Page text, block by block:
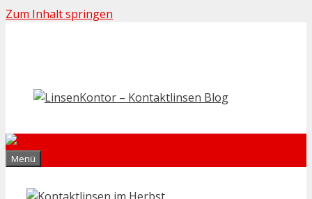
Zum Inhalt springen
Menü